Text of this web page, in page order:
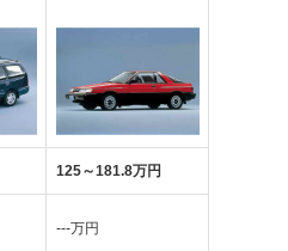
125～181.8万円
‐‐‐万円